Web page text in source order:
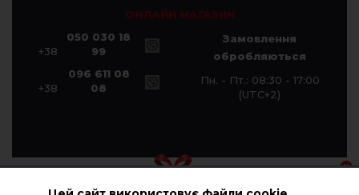
ОНЛАЙН МАГАЗИН
+38
050 030 18
99
+38
096 611 08
08
Замовлення
обробляються
Пн. - Пт.: 08:30 - 17:00
(UTC+2)